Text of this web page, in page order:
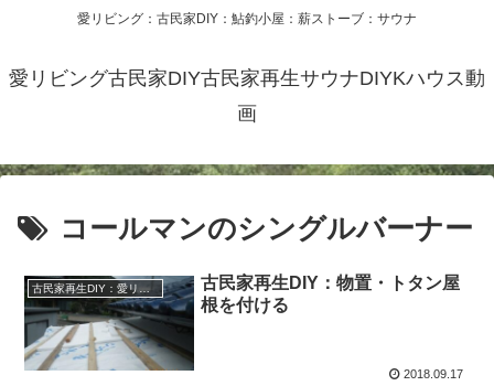
愛リビング：古民家DIY：鮎釣小屋：薪ストーブ：サウナ
愛リビング古民家DIY古民家再生サウナDIYKハウス動
画
コールマンのシングルバーナー
古民家再生DIY：愛リビング リノベーション：リフォーム暖炉BBQ
古民家再生DIY：物置・トタン屋
根を付ける
2018.09.17